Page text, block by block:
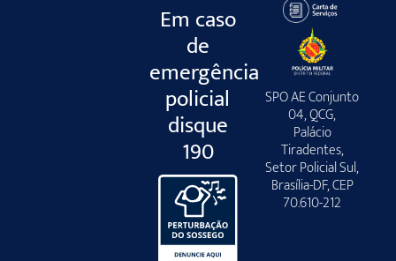
Em caso
de
emergência
policial
disque
190
SPO AE Conjunto
04, QCG,
Palácio
Tiradentes,
Setor Policial Sul,
Brasília-DF, CEP
70.610-212